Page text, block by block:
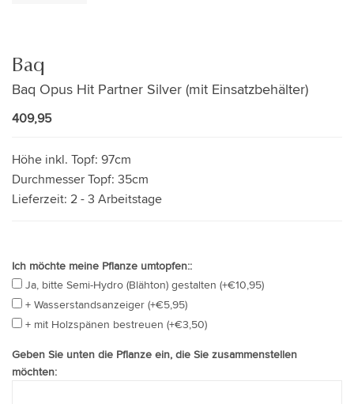
Baq
Baq Opus Hit Partner Silver (mit Einsatzbehälter)
409,95
Höhe inkl. Topf: 97cm
Durchmesser Topf: 35cm
Lieferzeit: 2 - 3 Arbeitstage
Ich möchte meine Pflanze umtopfen::
Ja, bitte Semi-Hydro (Blähton) gestalten (+€10,95)
+ Wasserstandsanzeiger (+€5,95)
+ mit Holzspänen bestreuen (+€3,50)
Geben Sie unten die Pflanze ein, die Sie zusammenstellen
möchten: